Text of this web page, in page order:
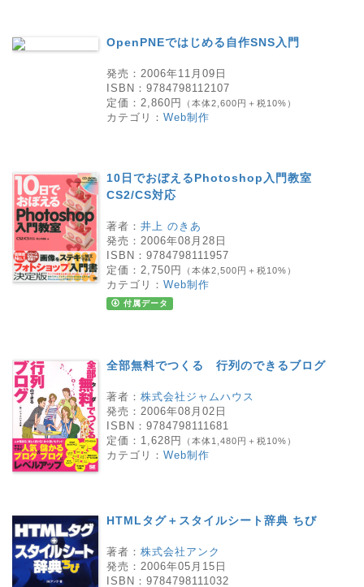
OpenPNEではじめる自作SNS入門
発売： 2006年11月09日
ISBN： 9784798112107
定価： 2,860円 （本体2,600円＋税10%）
カテゴリ： Web制作
10日でおぼえるPhotoshop入門教室
CS2/CS対応
著者： 井上 のきあ
発売： 2006年08月28日
ISBN： 9784798111957
定価： 2,750円 （本体2,500円＋税10%）
カテゴリ： Web制作
付属データ
全部無料でつくる 行列のできるブログ
著者： 株式会社ジャムハウス
発売： 2006年08月02日
ISBN： 9784798111681
定価： 1,628円 （本体1,480円＋税10%）
カテゴリ： Web制作
HTMLタグ＋スタイルシート辞典 ちび
著者： 株式会社アンク
発売： 2006年05月15日
ISBN： 9784798111032